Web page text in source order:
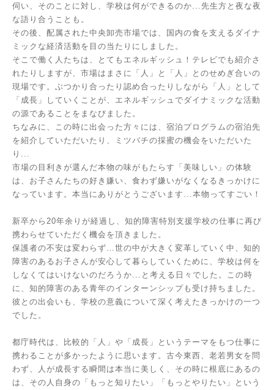
伺い、そのことに対し、学校は何ができるのか...先生方と夜な夜
な語り合うことも。
その後、配属された中央卸売市場では、国内の食を支えるダイナ
ミックな経済活動を目の当たりにしました。
そこで働く人たちは、とてもエネルギッシュ！テレビでも紹介さ
れたりしますが、市場はまさに「人」と「人」とのせめぎ合いの
現場です。ぶつかり合ったり認め合ったりしながら「人」として
「成長」していくことが、エネルギッシュでダイナミックな活動
の源であることをまなびました。
ちなみに、この時に出会った方々には、宿泊プログラムの宿泊先
を紹介していただいたり、ミツバチの採蜜の機会をいただいた
り...
市場の目利きが選んだ本物の味がもたらす「美味しい」の体験
は、お子さんたちの好き嫌い、食わず嫌いがなくなるきっかけに
なっています。本当にありがとうございます...本物ってすごい！
新卒から20年余りが経過し、知的障害特別支援学校の仕事に再び
携わらせていただく機会を頂きました。
保護者の不安は変わらず…世の中が大きく変革していく中、知的
障害のあるお子さんが安心して暮らしていくために、学校は何を
しなくてはいけないのだろうか...と考える日々でした。この時
に、知的障害のある青年のインターンシップも受け持ちました。
彼との出会いも、学校の意義について深く考えたきっかけの一つ
でした。
都庁時代は、比較的「人」や「成長」というテーマをもつ仕事に
携わることが多かったように思います。古今東西、老若男女を問
わず、人が成長する瞬間は本当に美しく、その時に根底にあるの
は、その人自身の「もっと知りたい」「もっとやりたい」という